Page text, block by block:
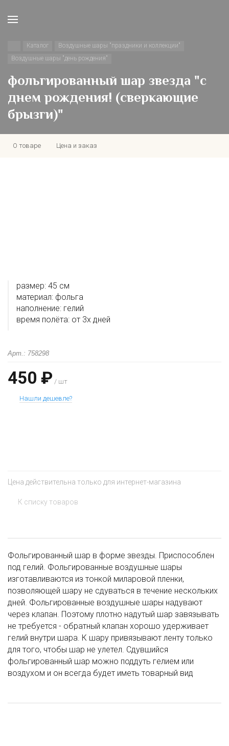
Каталог
Воздушные шары "праздники и коллекции"
Воздушные шары "день рождения"
фольгированный шар звезда "с
днем рождения! (сверкающие
брызги)"
О товаре Цена и заказ
размер: 45 см
материал: фольга
наполнение: гелий
время полёта: от 3х дней
Арт.: 758298
450 ₽ / шт
Нашли дешевле?
Цена действительна только для интернет-магазина
К списку товаров
Фольгированный шар в форме звезды. Приспособлен
под гелий. Фольгированные воздушные шары
изготавливаются из тонкой миларовой пленки,
позволяющей шару не сдуваться в течение нескольких
дней. Фольгированные воздушные шары надувают
через клапан. Поэтому плотно надутый шар завязывать
не требуется - обратный клапан хорошо удерживает
гелий внутри шара. К шару привязывают ленту только
для того, чтобы шар не улетел. Сдувшийся
фольгированный шар можно поддуть гелием или
воздухом и он всегда будет иметь товарный вид